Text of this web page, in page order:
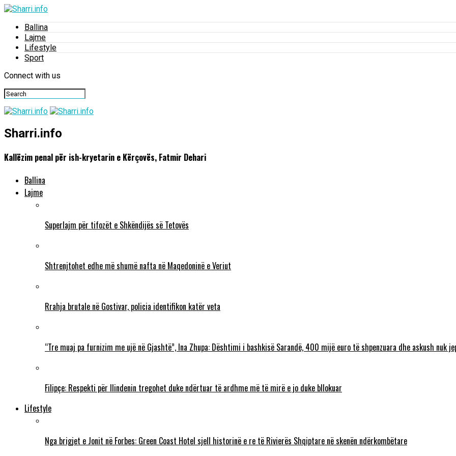
Ballina
Lajme
Lifestyle
Sport
Connect with us
Sharri.info
Kallëzim penal për ish-kryetarin e Kërçovës, Fatmir Dehari
Ballina
Lajme
Superlajm për tifozët e Shkëndijës së Tetovës
Shtrenjtohet edhe më shumë nafta në Maqedoninë e Veriut
Rrahja brutale në Gostivar, policia identifikon katër veta
“Tre muaj pa furnizim me ujë në Gjashtë”, Ina Zhupa: Dështimi i bashkisë Sarandë, 400 mijë euro të shpenzuara dhe askush nuk
Filipçe: Respekti për Ilindenin tregohet duke ndërtuar të ardhme më të mirë e jo duke bllokuar
Lifestyle
Nga brigjet e Jonit në Forbes: Green Coast Hotel sjell historinë e re të Rivierës Shqiptare në skenën ndërkombëtare